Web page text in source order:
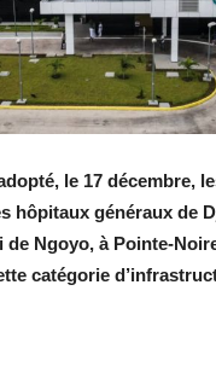
le 17 décembre,
hôpitaux généraux de
de Ngoyo, à Pointe-
catégorie